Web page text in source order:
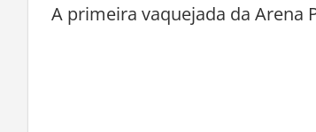
A primeira vaquejada da Arena